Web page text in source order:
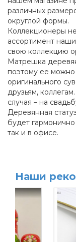
различных
округлой формы.
Коллекционеры
ассортимент
свою коллекцию
Матрешка
поэтому ее можно
оригинального
друзьям,
случая – на
Деревянная
будет
так и в офисе.
Наши